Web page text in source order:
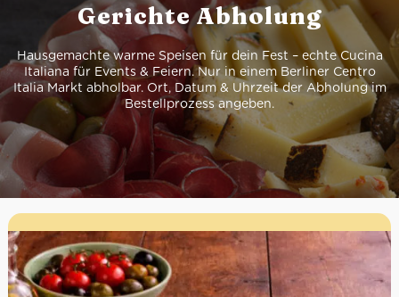
Gerichte Abholung
Hausgemachte warme Speisen für dein Fest – echte Cucina
Italiana für Events & Feiern. Nur in einem Berliner Centro
Italia Markt abholbar. Ort, Datum & Uhrzeit der Abholung im
Bestellprozess angeben.